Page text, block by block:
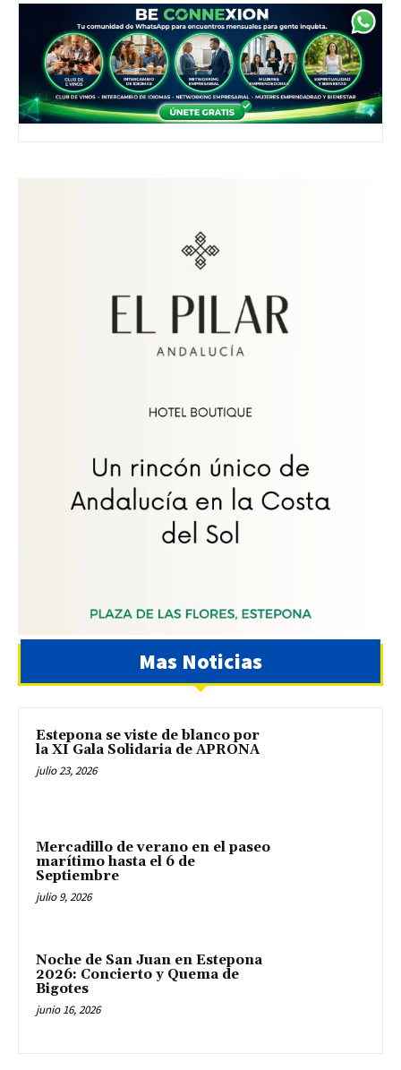
Mas Noticias
Estepona se viste de blanco por
la XI Gala Solidaria de APRONA
julio 23, 2026
Mercadillo de verano en el paseo
marítimo hasta el 6 de
Septiembre
julio 9, 2026
Noche de San Juan en Estepona
2026: Concierto y Quema de
Bigotes
junio 16, 2026